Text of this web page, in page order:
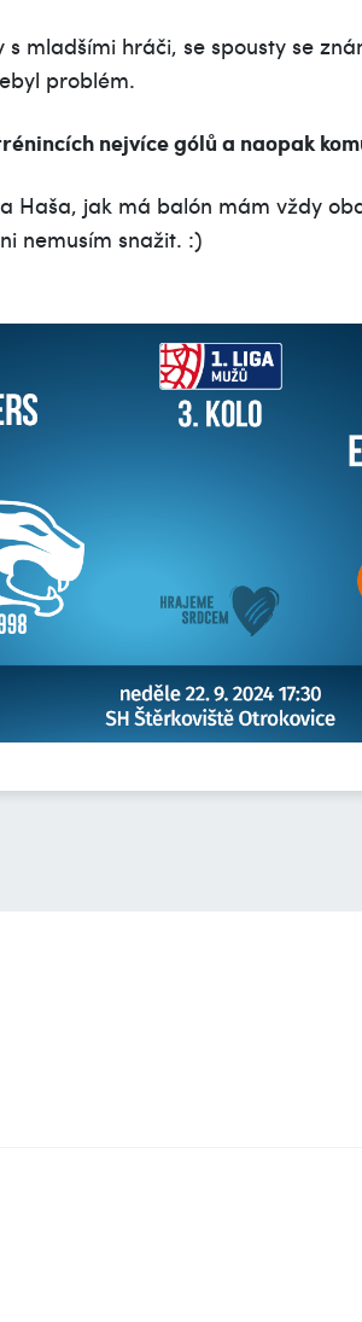
mladšími hráči, se spousty se
problém.
nejvíce gólů a naopak
Haša, jak má balón mám vždy
nemusím snažit. :)